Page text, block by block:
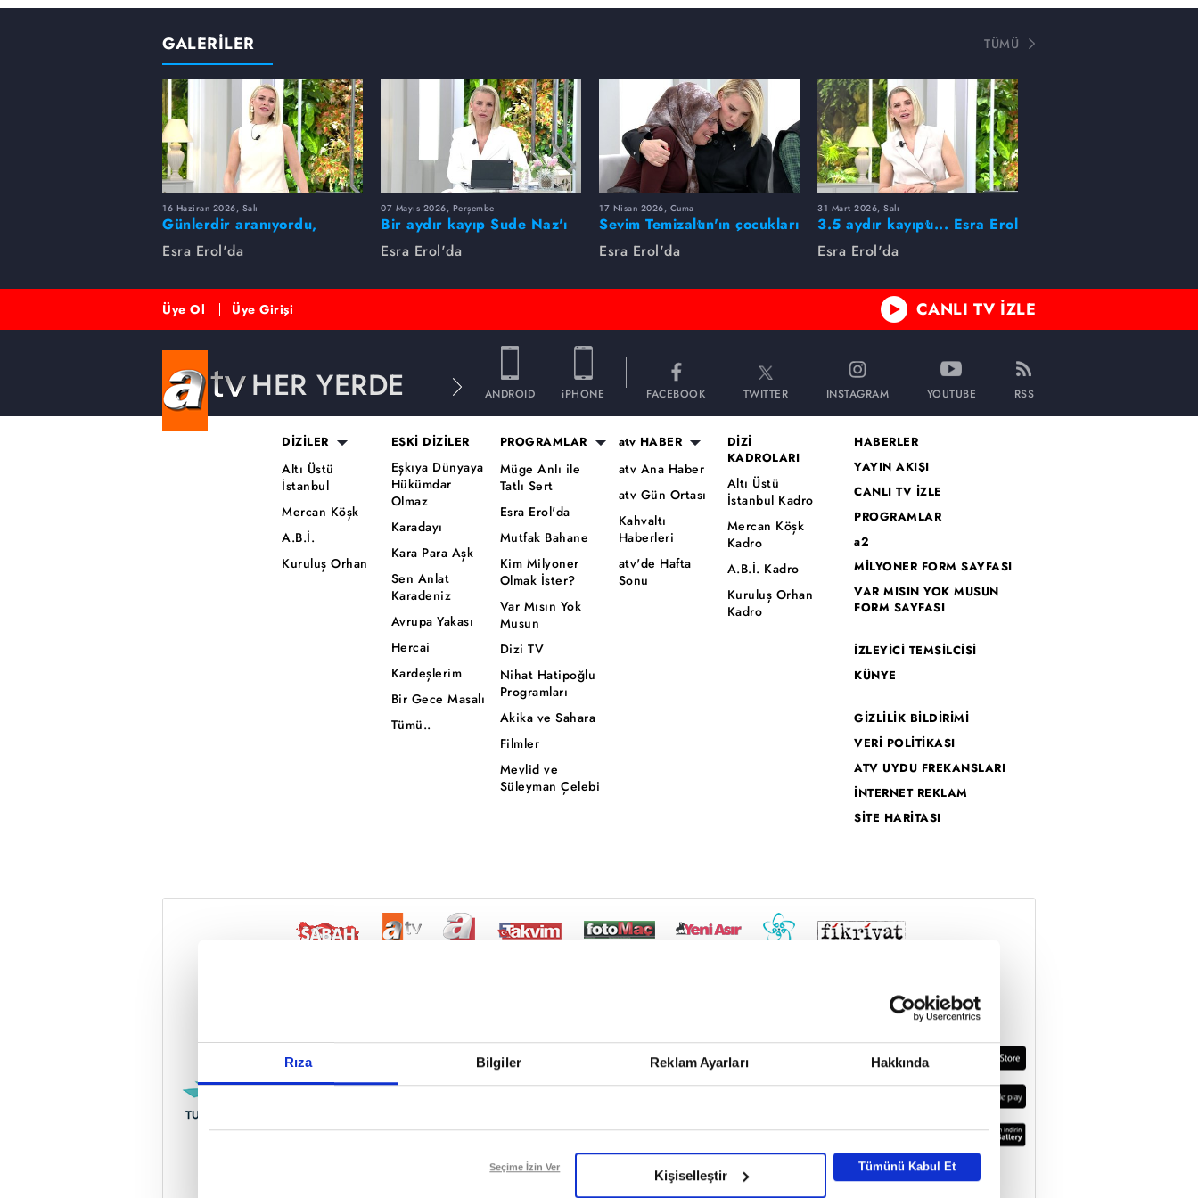
Rıza Bilgiler Reklam Ayarları Hakkında
Reddet
Seçime İzin Ver
Kişiselleştir
Tümünü Kabul Et
GALERİLER TÜMÜ
16 Haziran 2026, Salı
Günlerdir aranıyordu,
dakikalar içinde bulundu!
Esra Erol'da
07 Mayıs 2026, Perşembe
Bir aydır kayıp Sude Naz'ı
Esra Erol buldu
Esra Erol'da
17 Nisan 2026, Cuma
Sevim Temizaltın'ın çocukları
nerede?
Esra Erol'da
31 Mart 2026, Salı
3.5 aydır kayıptı... Esra Erol
buldu!
Esra Erol'da
Üye Ol Üye Girişi CANLI TV İZLE
HER YERDE ANDROID iPHONE FACEBOOK TWITTER INSTAGRAM YOUTUBE RSS
DİZİLER
Altı Üstü
İstanbul
Mercan Köşk
A.B.İ.
Kuruluş Orhan
ESKİ DİZİLER
Eşkıya Dünyaya
Hükümdar
Olmaz
Karadayı
Kara Para Aşk
Sen Anlat
Karadeniz
Avrupa Yakası
Hercai
Kardeşlerim
Bir Gece Masalı
Tümü..
PROGRAMLAR
Müge Anlı ile
Tatlı Sert
Esra Erol'da
Mutfak Bahane
Kim Milyoner
Olmak İster?
Var Mısın Yok
Musun
Dizi TV
Nihat Hatipoğlu
Programları
Akika ve Sahara
Filmler
Mevlid ve
Süleyman Çelebi
atv HABER
atv Ana Haber
atv Gün Ortası
Kahvaltı
Haberleri
atv'de Hafta
Sonu
DİZİ
KADROLARI
Altı Üstü
İstanbul Kadro
Mercan Köşk
Kadro
A.B.İ. Kadro
Kuruluş Orhan
Kadro
HABERLER
YAYIN AKIŞI
CANLI TV İZLE
PROGRAMLAR
a2
MİLYONER FORM SAYFASI
VAR MISIN YOK MUSUN
FORM SAYFASI
İZLEYİCİ TEMSİLCİSİ
KÜNYE
GİZLİLİK BİLDİRİMİ
VERİ POLİTİKASI
ATV UYDU FREKANSLARI
İNTERNET REKLAM
SİTE HARİTASI